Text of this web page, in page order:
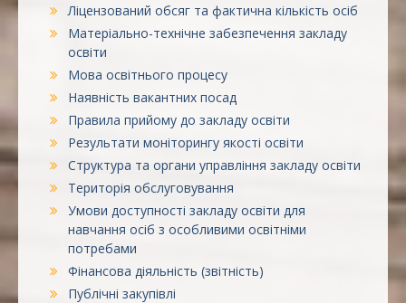
Ліцензований обсяг та фактична кількість осіб
Матеріально-технічне забезпечення закладу
освіти
Мова освітнього процесу
Наявність вакантних посад
Правила прийому до закладу освіти
Результати моніторингу якості освіти
Структура та органи управління закладу освіти
Територія обслуговування
Умови доступності закладу освіти для
навчання осіб з особливими освітніми
потребами
Фінансова діяльність (звітність)
Публічні закупівлі